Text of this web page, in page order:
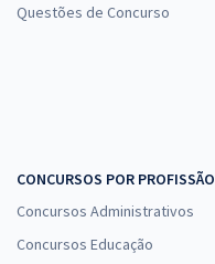
Questões de Concurso
CONCURSOS POR PROFISSÃO
Concursos Administrativos
Concursos Educação